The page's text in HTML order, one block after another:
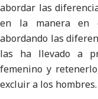
abordar las
en la manera en
abordando las
las ha llevado a
femenino y
excluir a los hombres.